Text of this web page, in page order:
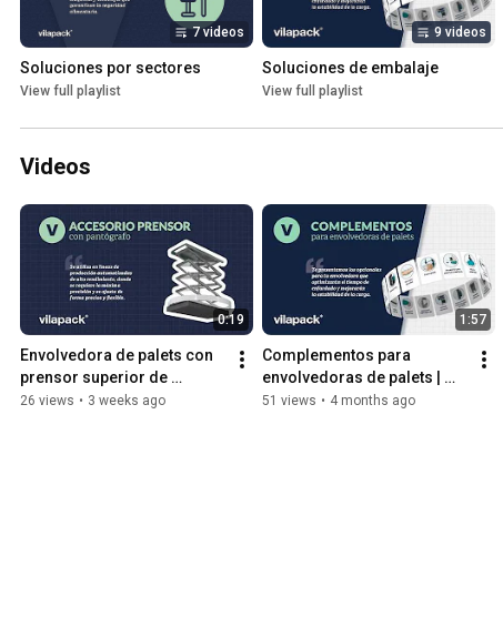
7 videos
Soluciones por sectores
View full playlist
9 videos
Soluciones de embalaje
View full playlist
Videos
0:19
Envolvedora de palets con
prensor superior de
pantógrafo | Vilapack ®
26 views • 3 weeks ago
1:57
Complementos para
envolvedoras de palets |
Mejora el enfardado y la
51 views • 4 months ago